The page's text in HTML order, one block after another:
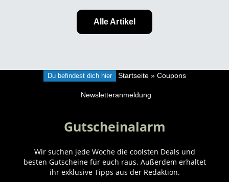
Alle Artikel
Du befindest dich hier Startseite» Coupons
Newsletteranmeldung
Gutscheinalarm
Wir suchen jede Woche die coolsten Deals und
besten Gutscheine für euch raus. Außerdem erhaltet
ihr exklusive Tipps aus der Redaktion.